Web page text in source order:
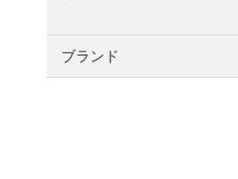
ブランド